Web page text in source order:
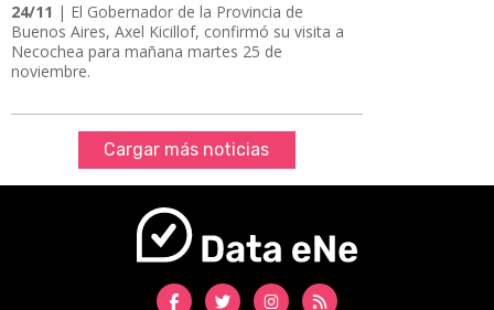
24/11 | El Gobernador de la Provincia de
Buenos Aires, Axel Kicillof, confirmó su visita a
Necochea para mañana martes 25 de
noviembre.
Cargar más noticias